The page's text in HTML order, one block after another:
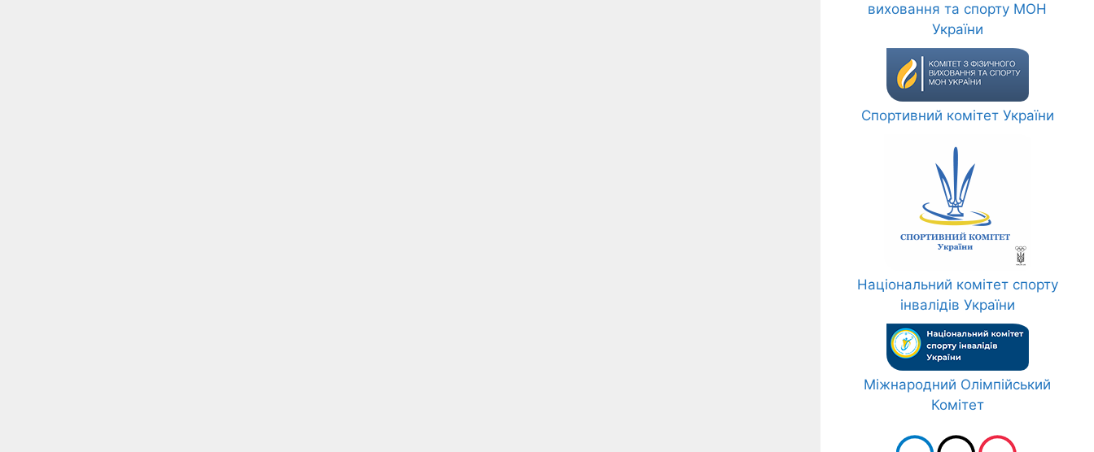
виховання та спорту МОН
України
Спортивний комітет України
Національний комітет спорту
інвалідів України
Міжнародний Олімпійський
Комітет